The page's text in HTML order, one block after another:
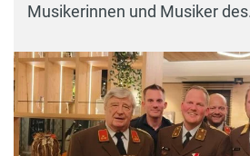
Musikerinnen und Musiker